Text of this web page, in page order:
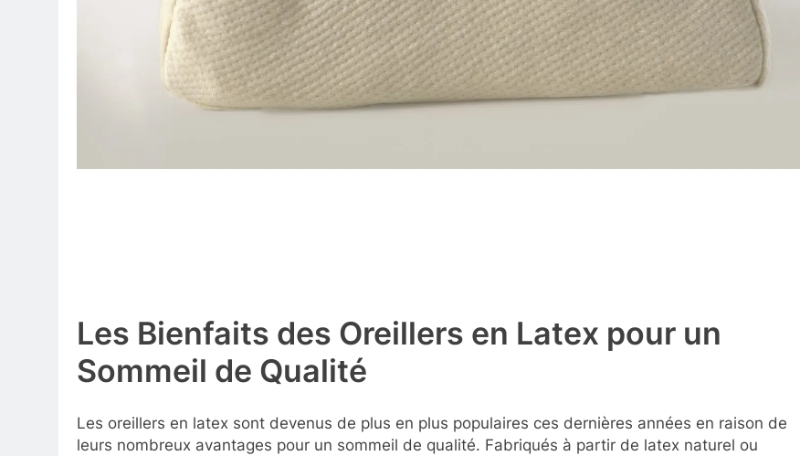
Les Bienfaits des Oreillers en Latex pour un
Sommeil de Qualité
Les oreillers en latex sont devenus de plus en plus populaires ces dernières années en raison de
leurs nombreux avantages pour un sommeil de qualité. Fabriqués à partir de latex naturel ou